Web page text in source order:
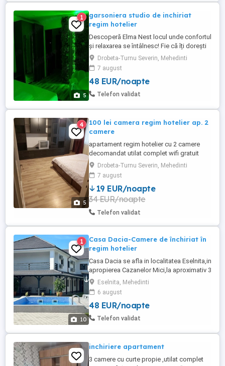
5
1
garsoniera studio de inchiriat
regim hotelier
Descoperă Elma Nest locul unde confortul
și relaxarea se întâlnesc! Fie că îți dorești
un weekend romantic, o escapadă de
relaxare, o călătorie de afaceri sau pur și
simplu cauți un loc primitor în Drobeta-
Turnu Severin, Elma Nest te așteaptă!
Adresă: Strada Veterani, Drobeta-Turnu
Drobeta-Turnu Severin, Mehedinti
7 august
48 EUR/noapte
Telefon validat
5
4
100 lei camera regim hotelier ap. 2
camere
apartament regim hotelier cu 2 camere
decomandat utilat complet wifi gratuit
strada principala ușor de găsit 100 lei pe
camera
Drobeta-Turnu Severin, Mehedinti
7 august
19 EUR/noapte
34 EUR/noapte
Telefon validat
10
1
Casa Dacia-Camere de închiriat în
regim hotelier
Casa Dacia se afla in localitatea Eselnita,in
apropierea Cazanelor Mici,la aproximativ 3
km de Chipul lui Decebal.Unitatea de
cazare s-a deschis in anul 2024 si a fost
clasificata cu 3 stele.Are in componenta 6
camere cu pat dublu, baie proprie si 2
garsoniere compuse dintr-o camera cu
Eselnita, Mehedinti
6 august
48 EUR/noapte
Telefon validat
inchiriere apartament
3 camere cu curte propie ,utilat complet